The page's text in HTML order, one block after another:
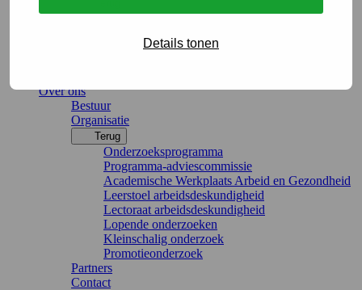
Details tonen
Kennisbibliotheek Chronisch Werkt
Werkwijs – de podcast van het AKC
Over ons
Bestuur
Organisatie
Terug
Onderzoeksprogramma
Programma-adviescommissie
Academische Werkplaats Arbeid en Gezondheid
Leerstoel arbeidsdeskundigheid
Lectoraat arbeidsdeskundigheid
Lopende onderzoeken
Kleinschalig onderzoek
Promotieonderzoek
Partners
Contact